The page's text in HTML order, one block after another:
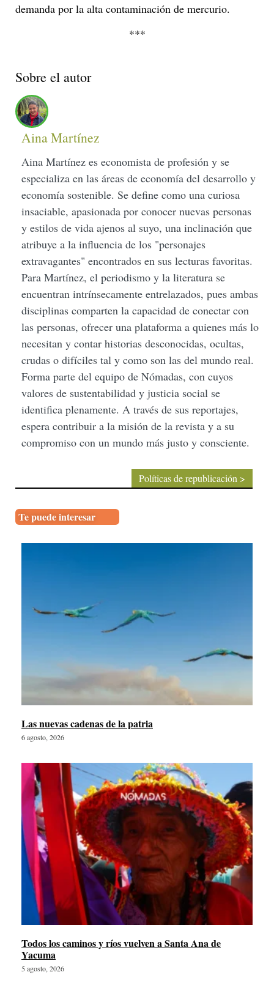
demanda por la alta contaminación de mercurio.
***
Sobre el autor
Aina Martínez
Aina Martínez es economista de profesión y se
especializa en las áreas de economía del desarrollo y
economía sostenible. Se define como una curiosa
insaciable, apasionada por conocer nuevas personas
y estilos de vida ajenos al suyo, una inclinación que
atribuye a la influencia de los "personajes
extravagantes" encontrados en sus lecturas favoritas.
Para Martínez, el periodismo y la literatura se
encuentran intrínsecamente entrelazados, pues ambas
disciplinas comparten la capacidad de conectar con
las personas, ofrecer una plataforma a quienes más lo
necesitan y contar historias desconocidas, ocultas,
crudas o difíciles tal y como son las del mundo real.
Forma parte del equipo de Nómadas, con cuyos
valores de sustentabilidad y justicia social se
identifica plenamente. A través de sus reportajes,
espera contribuir a la misión de la revista y a su
compromiso con un mundo más justo y consciente.
Políticas de republicación >
Te puede interesar
Las nuevas cadenas de la patria
6 agosto, 2026
Todos los caminos y ríos vuelven a Santa Ana de
Yacuma
5 agosto, 2026